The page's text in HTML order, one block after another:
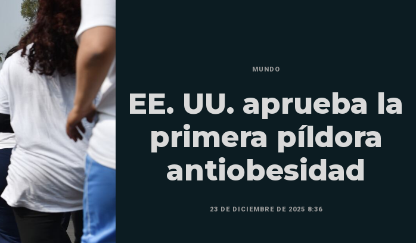
MUNDO
EE. UU. aprueba la
primera píldora
antiobesidad
23 DE DICIEMBRE DE 2025 8:36